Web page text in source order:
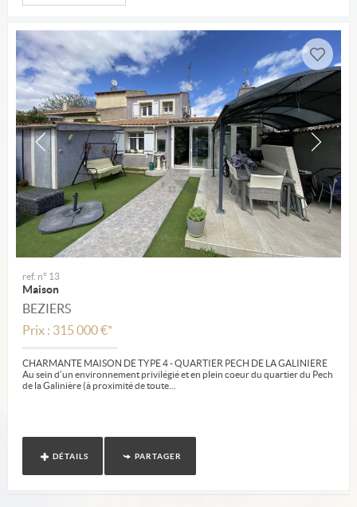
ref. n° 13
Maison
BEZIERS
Prix : 315 000 €*
CHARMANTE MAISON DE TYPE 4 - QUARTIER PECH DE LA GALINIERE
Au sein d'un environnement privilégié et en plein coeur du quartier du Pech
de la Galinière (à proximité de toute...
DÉTAILS PARTAGER